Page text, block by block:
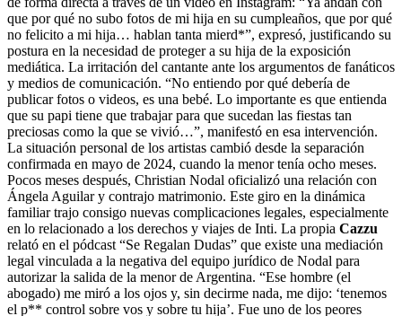
que por qué no subo fotos de mi hija en su cumpleaños, que por qué
no felicito a mi hija… hablan tanta mierd*”, expresó, justificando su
postura en la necesidad de proteger a su hija de la exposición
mediática. La irritación del cantante ante los argumentos de fanáticos
y medios de comunicación. “No entiendo por qué debería de
publicar fotos o videos, es una bebé. Lo importante es que entienda
que su papi tiene que trabajar para que sucedan las fiestas tan
preciosas como la que se vivió…”, manifestó en esa intervención.
La situación personal de los artistas cambió desde la separación
confirmada en mayo de 2024, cuando la menor tenía ocho meses.
Pocos meses después, Christian Nodal oficializó una relación con
Ángela Aguilar y contrajo matrimonio. Este giro en la dinámica
familiar trajo consigo nuevas complicaciones legales, especialmente
en lo relacionado a los derechos y viajes de Inti. La propia Cazzu
relató en el pódcast “Se Regalan Dudas” que existe una mediación
legal vinculada a la negativa del equipo jurídico de Nodal para
autorizar la salida de la menor de Argentina. “Ese hombre (el
abogado) me miró a los ojos y, sin decirme nada, me dijo: ‘tenemos
el p** control sobre vos y sobre tu hija’. Fue uno de los peores